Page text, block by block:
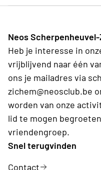
Neos
Heb je interesse in
vrijblijvend naar één
ons je mailadres via
zichem@neosclub.be
worden van onze
lid te mogen
vriendengroep.
Snel terugvinden
Contact